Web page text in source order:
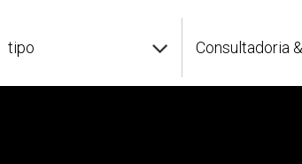
tipo Consultadoria